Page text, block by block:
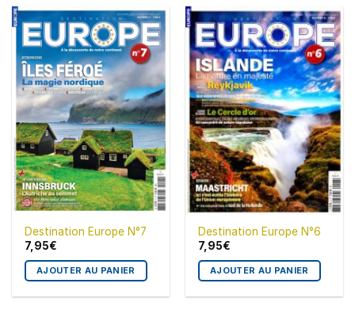
Destination Europe N°7
7,95€
AJOUTER AU PANIER
Destination Europe N°6
7,95€
AJOUTER AU PANIER